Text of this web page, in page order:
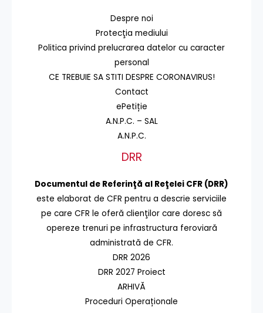
Despre noi
Protecţia mediului
Politica privind prelucrarea datelor cu caracter
personal
CE TREBUIE SA STITI DESPRE CORONAVIRUS!
Contact
ePetiție
A.N.P.C. – SAL
A.N.P.C.
DRR
Documentul de Referinţă al Reţelei CFR (DRR)
este elaborat de CFR pentru a descrie serviciile
pe care CFR le oferă clienţilor care doresc să
opereze trenuri pe infrastructura feroviară
administrată de CFR.
DRR 2026
DRR 2027 Proiect
ARHIVĂ
Proceduri Operaționale